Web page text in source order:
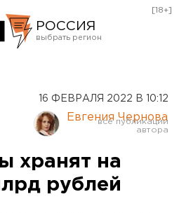
РОССИЯ
Курган
Оренбург
[18+]
16 ФЕВРАЛЯ 2022 В 10:12
Евгения Чернова
хранят на
рублей